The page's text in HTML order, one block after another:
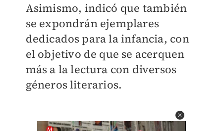
Asimismo, indicó que también
se expondrán ejemplares
dedicados para la infancia, con
el objetivo de que se acerquen
más a la lectura con diversos
géneros literarios.